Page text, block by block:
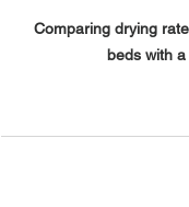
Comparing drying
beds with